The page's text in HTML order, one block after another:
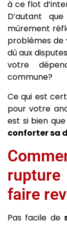
à ce flot
D’autant
mûrement
problèmes
dû aux
votre
commune?
Ce qui est
pour votre
est si bien
conforter sa
faire
Pas facile de